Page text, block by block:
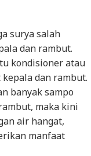
surya salah
dan rambut.
kondisioner atau
dan rambut.
banyak sampo
maka kini
air hangat,
manfaat